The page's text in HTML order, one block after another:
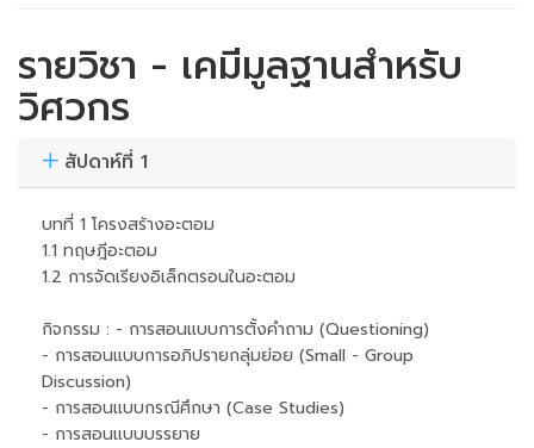
รายวิชา - เคมีมูลฐานสำหรับ
วิศวกร
สัปดาห์ที่ 1
บทที่ 1 โครงสร้างอะตอม
1.1 ทฤษฎีอะตอม
1.2 การจัดเรียงอิเล็กตรอนในอะตอม
กิจกรรม : - การสอนแบบการตั้งคำถาม (Questioning)
- การสอนแบบการอภิปรายกลุ่มย่อย (Small - Group
Discussion)
- การสอนแบบกรณีศึกษา (Case Studies)
- การสอนแบบบรรยาย